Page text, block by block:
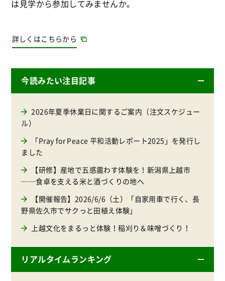
は見学から参加してみませんか。
詳しくはこちらから
今読みたい注目記事
2026年夏季休業日に関するご案内（注文スケジュー
ル）
「Pray for Peace 平和活動レポート2025」を発行し
ました
【研修】産地で五感震わす体験を！新潟県上越市
──食卓を支える米と酒づくりの地へ
【開催報告】2026/6/6（土）「自家用車で行く、長
野県佐久市でサクっと田植え体験」
上越文化をまるっと体験！稲刈り＆味噌づくり！
リアルタイムランキング